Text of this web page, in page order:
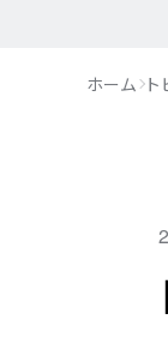
ホーム ト